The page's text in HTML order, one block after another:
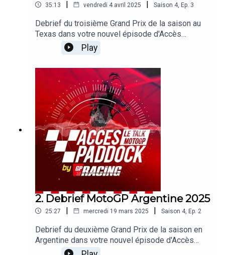
35:13 | vendredi 4 avril 2025 | Saison 4, Ep. 3
Debrief du troisième Grand Prix de la saison au
Texas dans votre nouvel épisode d'Accès
Paddock grâce nos reporters sur les Grands Prix
Michel Turco et Alexis Delisse. Avec une large
également sur la chute de Marc Marquez, le
retour en forme de Pecco Bagnaia, la constance
d'Alex Marquez ou encore les performances des
Français. Sans oublier les sujets brulants qui
agitent le paddock !
Play
2. Debrief MotoGP Argentine 2025
25:27 | mercredi 19 mars 2025 | Saison 4, Ep. 2
Debrief du deuxième Grand Prix de la saison en
Argentine dans votre nouvel épisode d'Accès
Paddock grâce nos reporters sur les Grands Prix